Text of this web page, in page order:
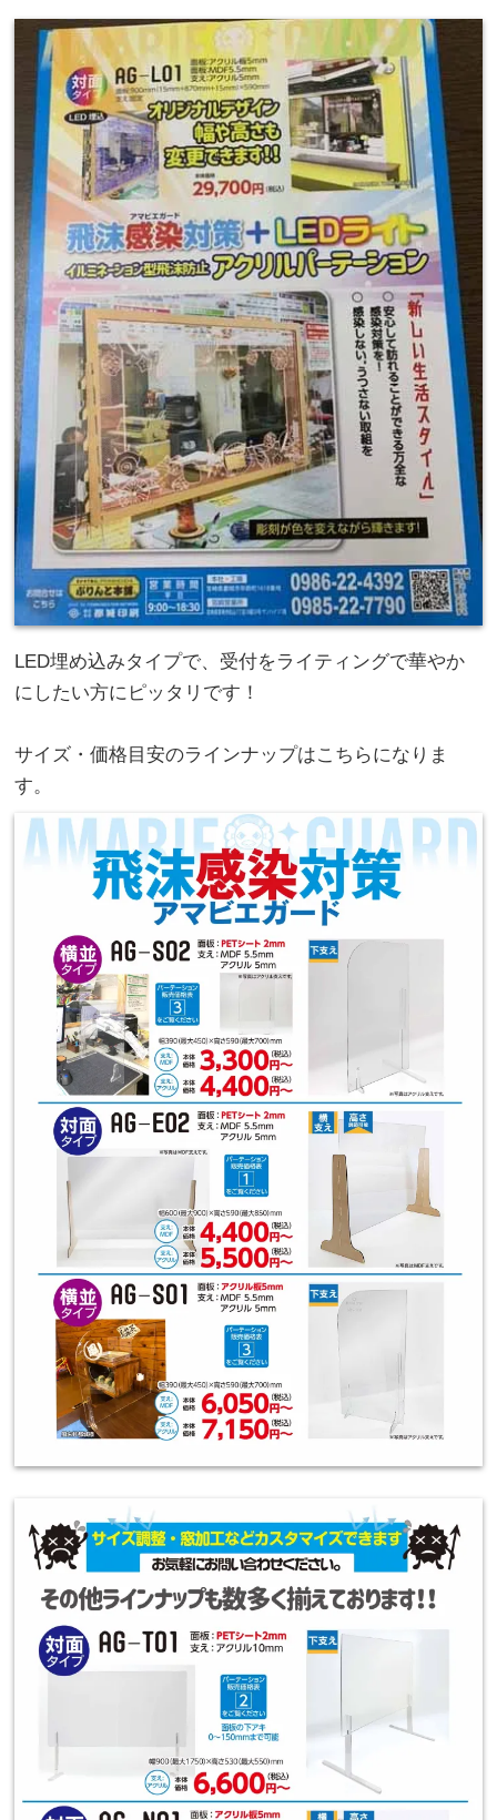
LED埋め込みタイプで、受付をライティングで華やか
にしたい方にピッタリです！
サイズ・価格目安のラインナップはこちらになりま
す。